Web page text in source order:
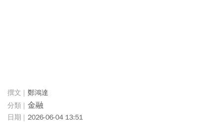
鄭鴻達
金融
2026-06-04 13:51